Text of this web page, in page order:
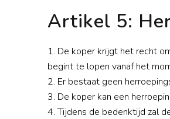
Artikel 5:
1. De koper krijgt het recht
begint te lopen vanaf het
2. Er bestaat geen
3. De koper kan een
4. Tijdens de bedenktijd zal